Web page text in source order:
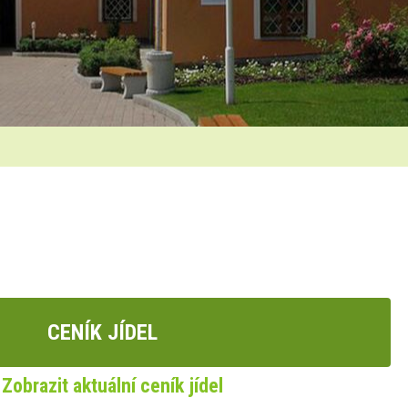
CENÍK JÍDEL
Zobrazit aktuální ceník jídel